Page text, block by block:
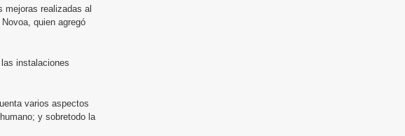
realizadas al
quien agregó
instalaciones
varios aspectos
y sobretodo la